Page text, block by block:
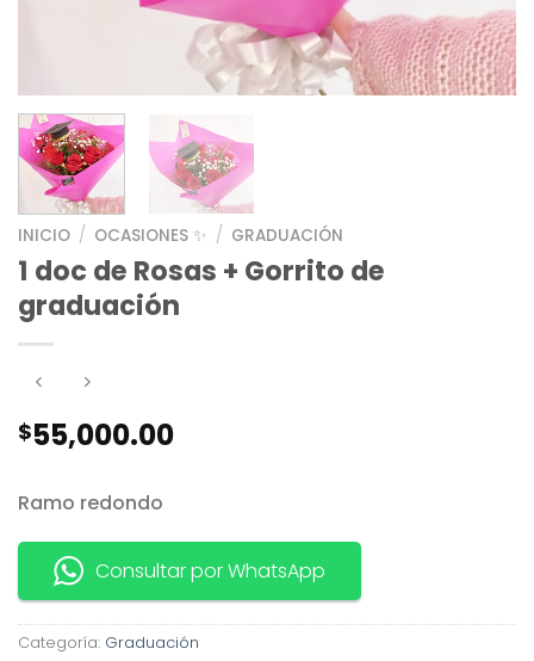
INICIO / OCASIONES ✨ / GRADUACIÓN
1 doc de Rosas + Gorrito de
graduación
$55,000.00
Ramo redondo
Consultar por WhatsApp
Categoría: Graduación